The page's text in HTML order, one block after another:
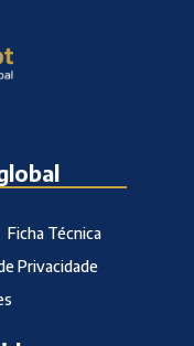
Ficha Técnica
Privacidade